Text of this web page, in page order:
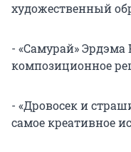
художественный
- «Самурай»
композиционное
- «Дровосек и
самое креативное